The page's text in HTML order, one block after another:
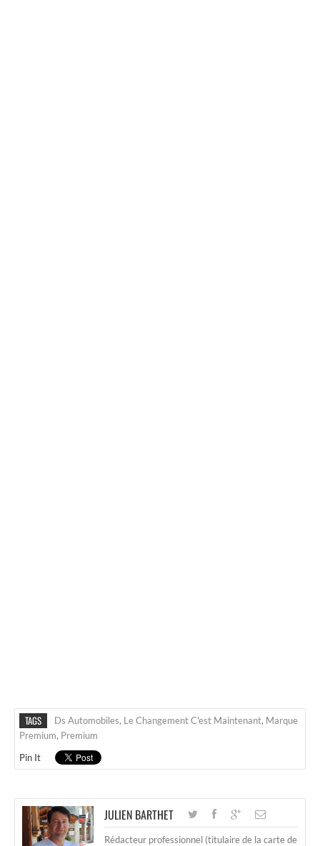
TAGS Ds Automobiles, Le Changement C'est Maintenant, Marque
Premium, Premium
Pin It
JULIEN BARTHET
Rédacteur professionnel (titulaire de la carte de